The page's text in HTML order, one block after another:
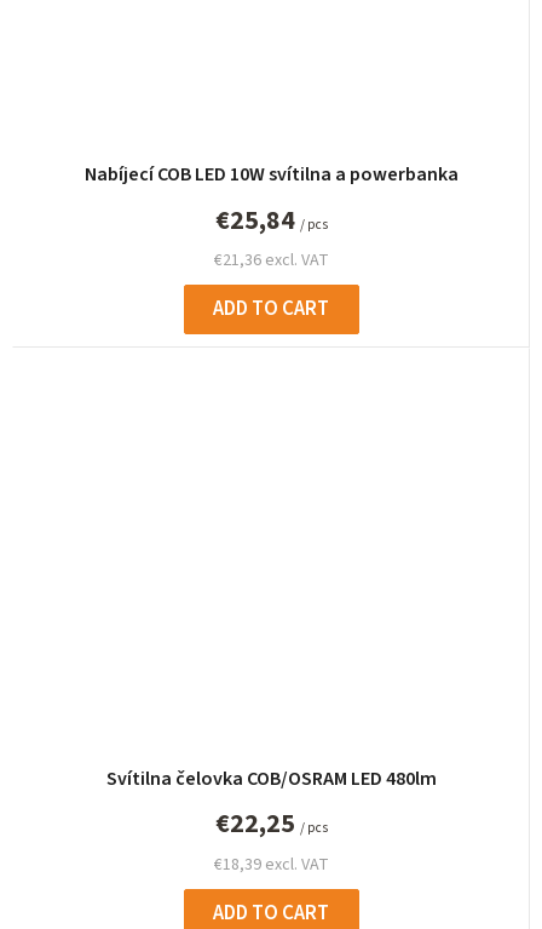
Nabíjecí COB LED 10W svítilna a powerbanka
€21,36 excl. VAT
€25,84 / pcs
ADD TO CART
Svítilna čelovka COB/OSRAM LED 480lm
€18,39 excl. VAT
€22,25 / pcs
ADD TO CART